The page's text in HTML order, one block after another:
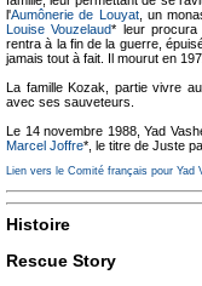
l'Aumônerie de Louyat, un
Louise Vouzelaud* leur procura
rentra à la fin de la guerre,
jamais tout à fait. Il mourut en
La famille Kozak, partie vivre
avec ses sauveteurs.
Le 14 novembre 1988, Yad
Marcel Joffre*, le titre de Juste
Lien vers le Comité français pour Yad
Histoire
Rescue Story